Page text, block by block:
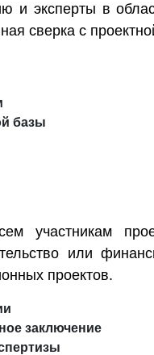
и эксперты в
сверка с
базы
участникам
или
проектов.
заключение